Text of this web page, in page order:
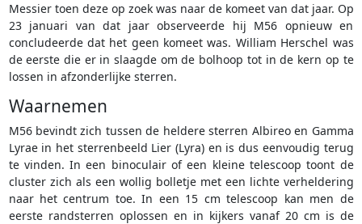
Messier toen deze op zoek was naar de komeet van dat jaar. Op
23 januari van dat jaar observeerde hij M56 opnieuw en
concludeerde dat het geen komeet was. William Herschel was
de eerste die er in slaagde om de bolhoop tot in de kern op te
lossen in afzonderlijke sterren.
Waarnemen
M56 bevindt zich tussen de heldere sterren Albireo en Gamma
Lyrae in het sterrenbeeld Lier (Lyra) en is dus eenvoudig terug
te vinden. In een binoculair of een kleine telescoop toont de
cluster zich als een wollig bolletje met een lichte verheldering
naar het centrum toe. In een 15 cm telescoop kan men de
eerste randsterren oplossen en in kijkers vanaf 20 cm is de